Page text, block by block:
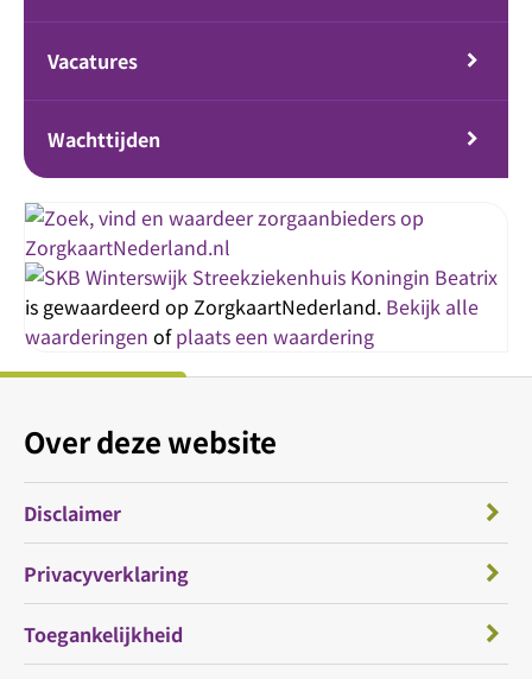
Vacatures
Wachttijden
Streekziekenhuis Koningin Beatrix
is gewaardeerd op ZorgkaartNederland. Bekijk alle
waarderingen ofplaats een waardering
Over deze website
Disclaimer
Privacyverklaring
Toegankelijkheid